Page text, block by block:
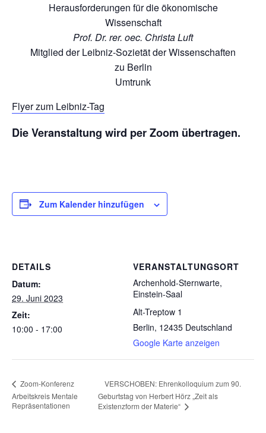
Herausforderungen für die ökonomische
Wissenschaft
Prof. Dr. rer. oec. Christa Luft
Mitglied der Leibniz-Sozietät der Wissenschaften
zu Berlin
Umtrunk
Flyer zum Leibniz-Tag
Die Veranstaltung wird per Zoom übertragen.
Zum Kalender hinzufügen
DETAILS
Datum:
29. Juni 2023
Zeit:
10:00 - 17:00
VERANSTALTUNGSORT
Archenhold-Sternwarte,
Einstein-Saal
Alt-Treptow 1
Berlin, 12435 Deutschland
Google Karte anzeigen
Zoom-Konferenz
Arbeitskreis Mentale
Repräsentationen
VERSCHOBEN: Ehrenkolloquium zum 90.
Geburtstag von Herbert Hörz „Zeit als
Existenzform der Materie“